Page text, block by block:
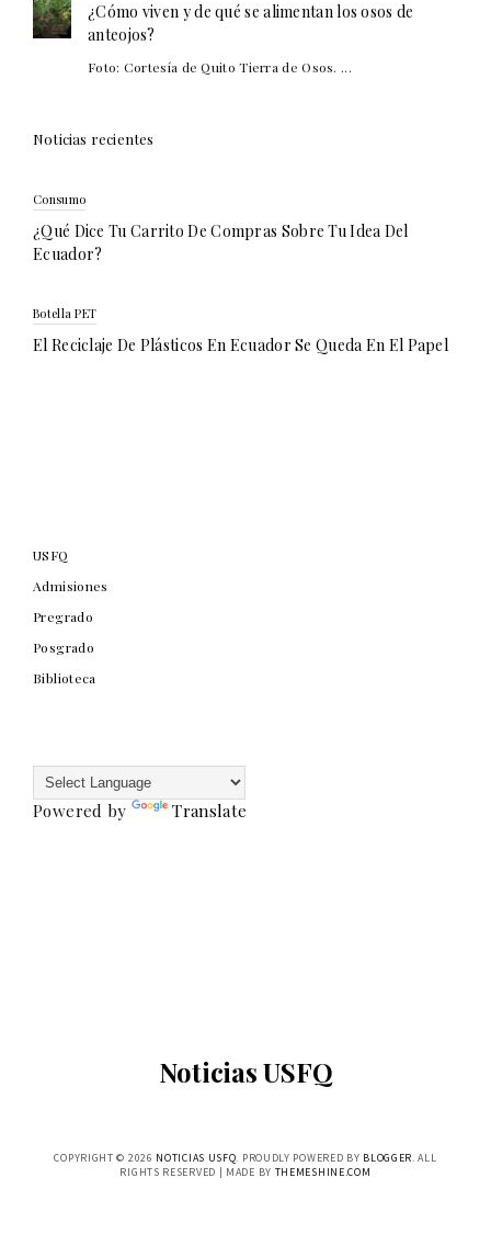
¿Cómo viven y de qué se alimentan los osos de
anteojos?
Foto: Cortesía de Quito Tierra de Osos. ...
Noticias recientes
Consumo
¿Qué Dice Tu Carrito De Compras Sobre Tu Idea Del
Ecuador?
Botella PET
El Reciclaje De Plásticos En Ecuador Se Queda En El Papel
USFQ
Admisiones
Pregrado
Posgrado
Biblioteca
Powered by Translate
Noticias USFQ
COPYRIGHT © 2026 NOTICIAS USFQ. PROUDLY POWERED BY BLOGGER. ALL
RIGHTS RESERVED | MADE BY THEMESHINE.COM